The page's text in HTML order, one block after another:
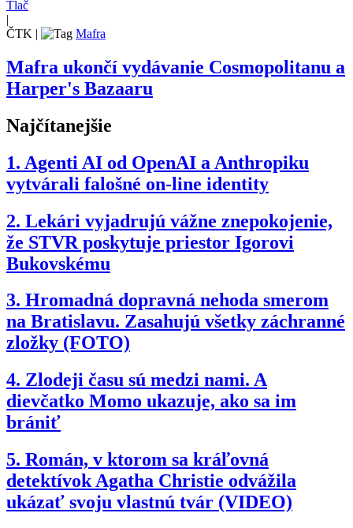
Tlač
|
ČTK | Mafra
Mafra ukončí vydávanie Cosmopolitanu a
Harper's Bazaaru
Najčítanejšie
1. Agenti AI od OpenAI a Anthropiku
vytvárali falošné on-line identity
2. Lekári vyjadrujú vážne znepokojenie,
že STVR poskytuje priestor Igorovi
Bukovskému
3. Hromadná dopravná nehoda smerom
na Bratislavu. Zasahujú všetky záchranné
zložky (FOTO)
4. Zlodeji času sú medzi nami. A
dievčatko Momo ukazuje, ako sa im
brániť
5. Román, v ktorom sa kráľovná
detektívok Agatha Christie odvážila
ukázať svoju vlastnú tvár (VIDEO)